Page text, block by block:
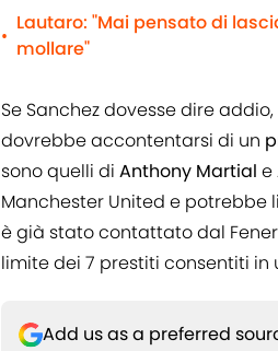
•
Lautaro: "Mai pensato di
mollare"
Se Sanchez dovesse dire
dovrebbe accontentarsi di un
sono quelli di Anthony Martial e
Manchester United e
è già stato contattato dal
limite dei 7 prestiti consentiti in
Add us as a preferred